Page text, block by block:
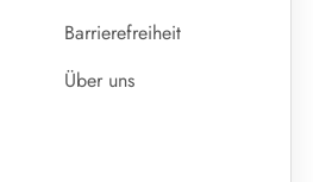
Barrierefreiheit
Über uns